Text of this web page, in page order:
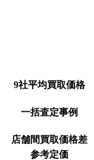
9社平均買取価格
一括査定事例
店舗間買取価格差
参考定価